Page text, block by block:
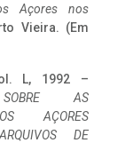
Açores nos
Vieira. (Em
L, 1992 –
SOBRE AS
AÇORES
DE